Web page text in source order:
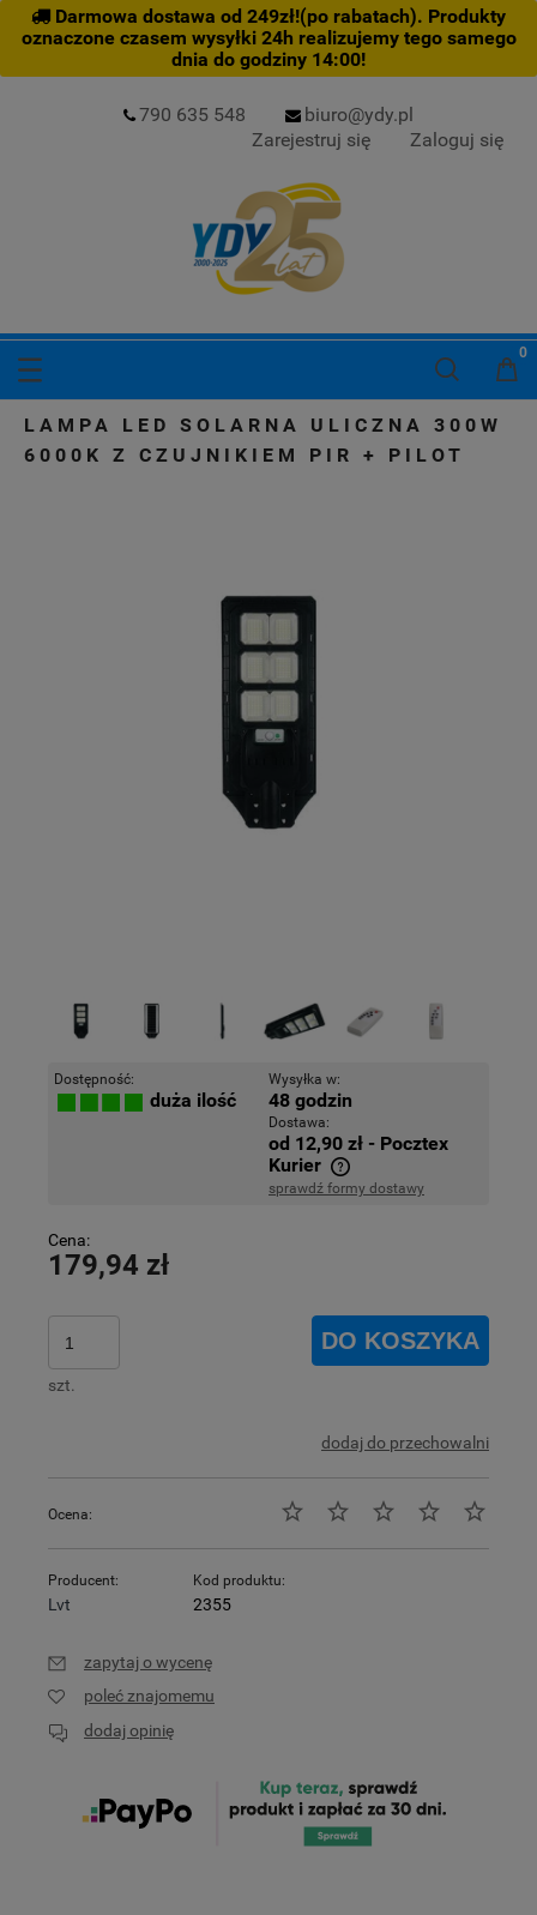
Darmowa dostawa od 249zł!(po rabatach). Produkty
oznaczone czasem wysyłki 24h realizujemy tego samego
dnia do godziny 14:00!
790 635 548
biuro@ydy.pl
Zarejestruj się
Zaloguj się
LAMPA LED SOLARNA ULICZNA 300W
6000K Z CZUJNIKIEM PIR + PILOT
Dostępność:
duża ilość
Wysyłka w:
48 godzin
Dostawa:
od 12,90 zł - Pocztex
Kurier
Cena nie zawiera ewentualnych kosztów płatności
sprawdź formy dostawy
Cena:
179,94 zł
szt.
DO KOSZYKA
dodaj do przechowalni
Ocena:
Producent:
Lvt
Kod produktu:
2355
zapytaj o wycenę
poleć znajomemu
dodaj opinię